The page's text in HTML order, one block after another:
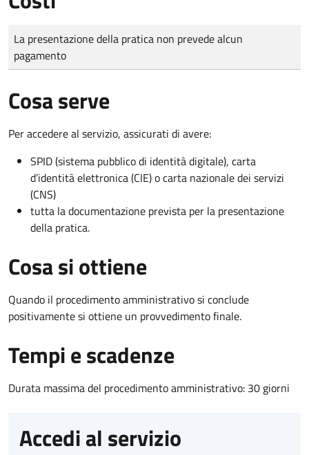
Tipo di pagamento
Importo
La presentazione della pratica non prevede alcun
pagamento
Cosa serve
Per accedere al servizio, assicurati di avere:
SPID (sistema pubblico di identità digitale), carta
d’identità elettronica (CIE) o carta nazionale dei servizi
(CNS)
tutta la documentazione prevista per la presentazione
della pratica.
Cosa si ottiene
Quando il procedimento amministrativo si conclude
positivamente si ottiene un provvedimento finale.
Tempi e scadenze
Durata massima del procedimento amministrativo: 30 giorni
Accedi al servizio